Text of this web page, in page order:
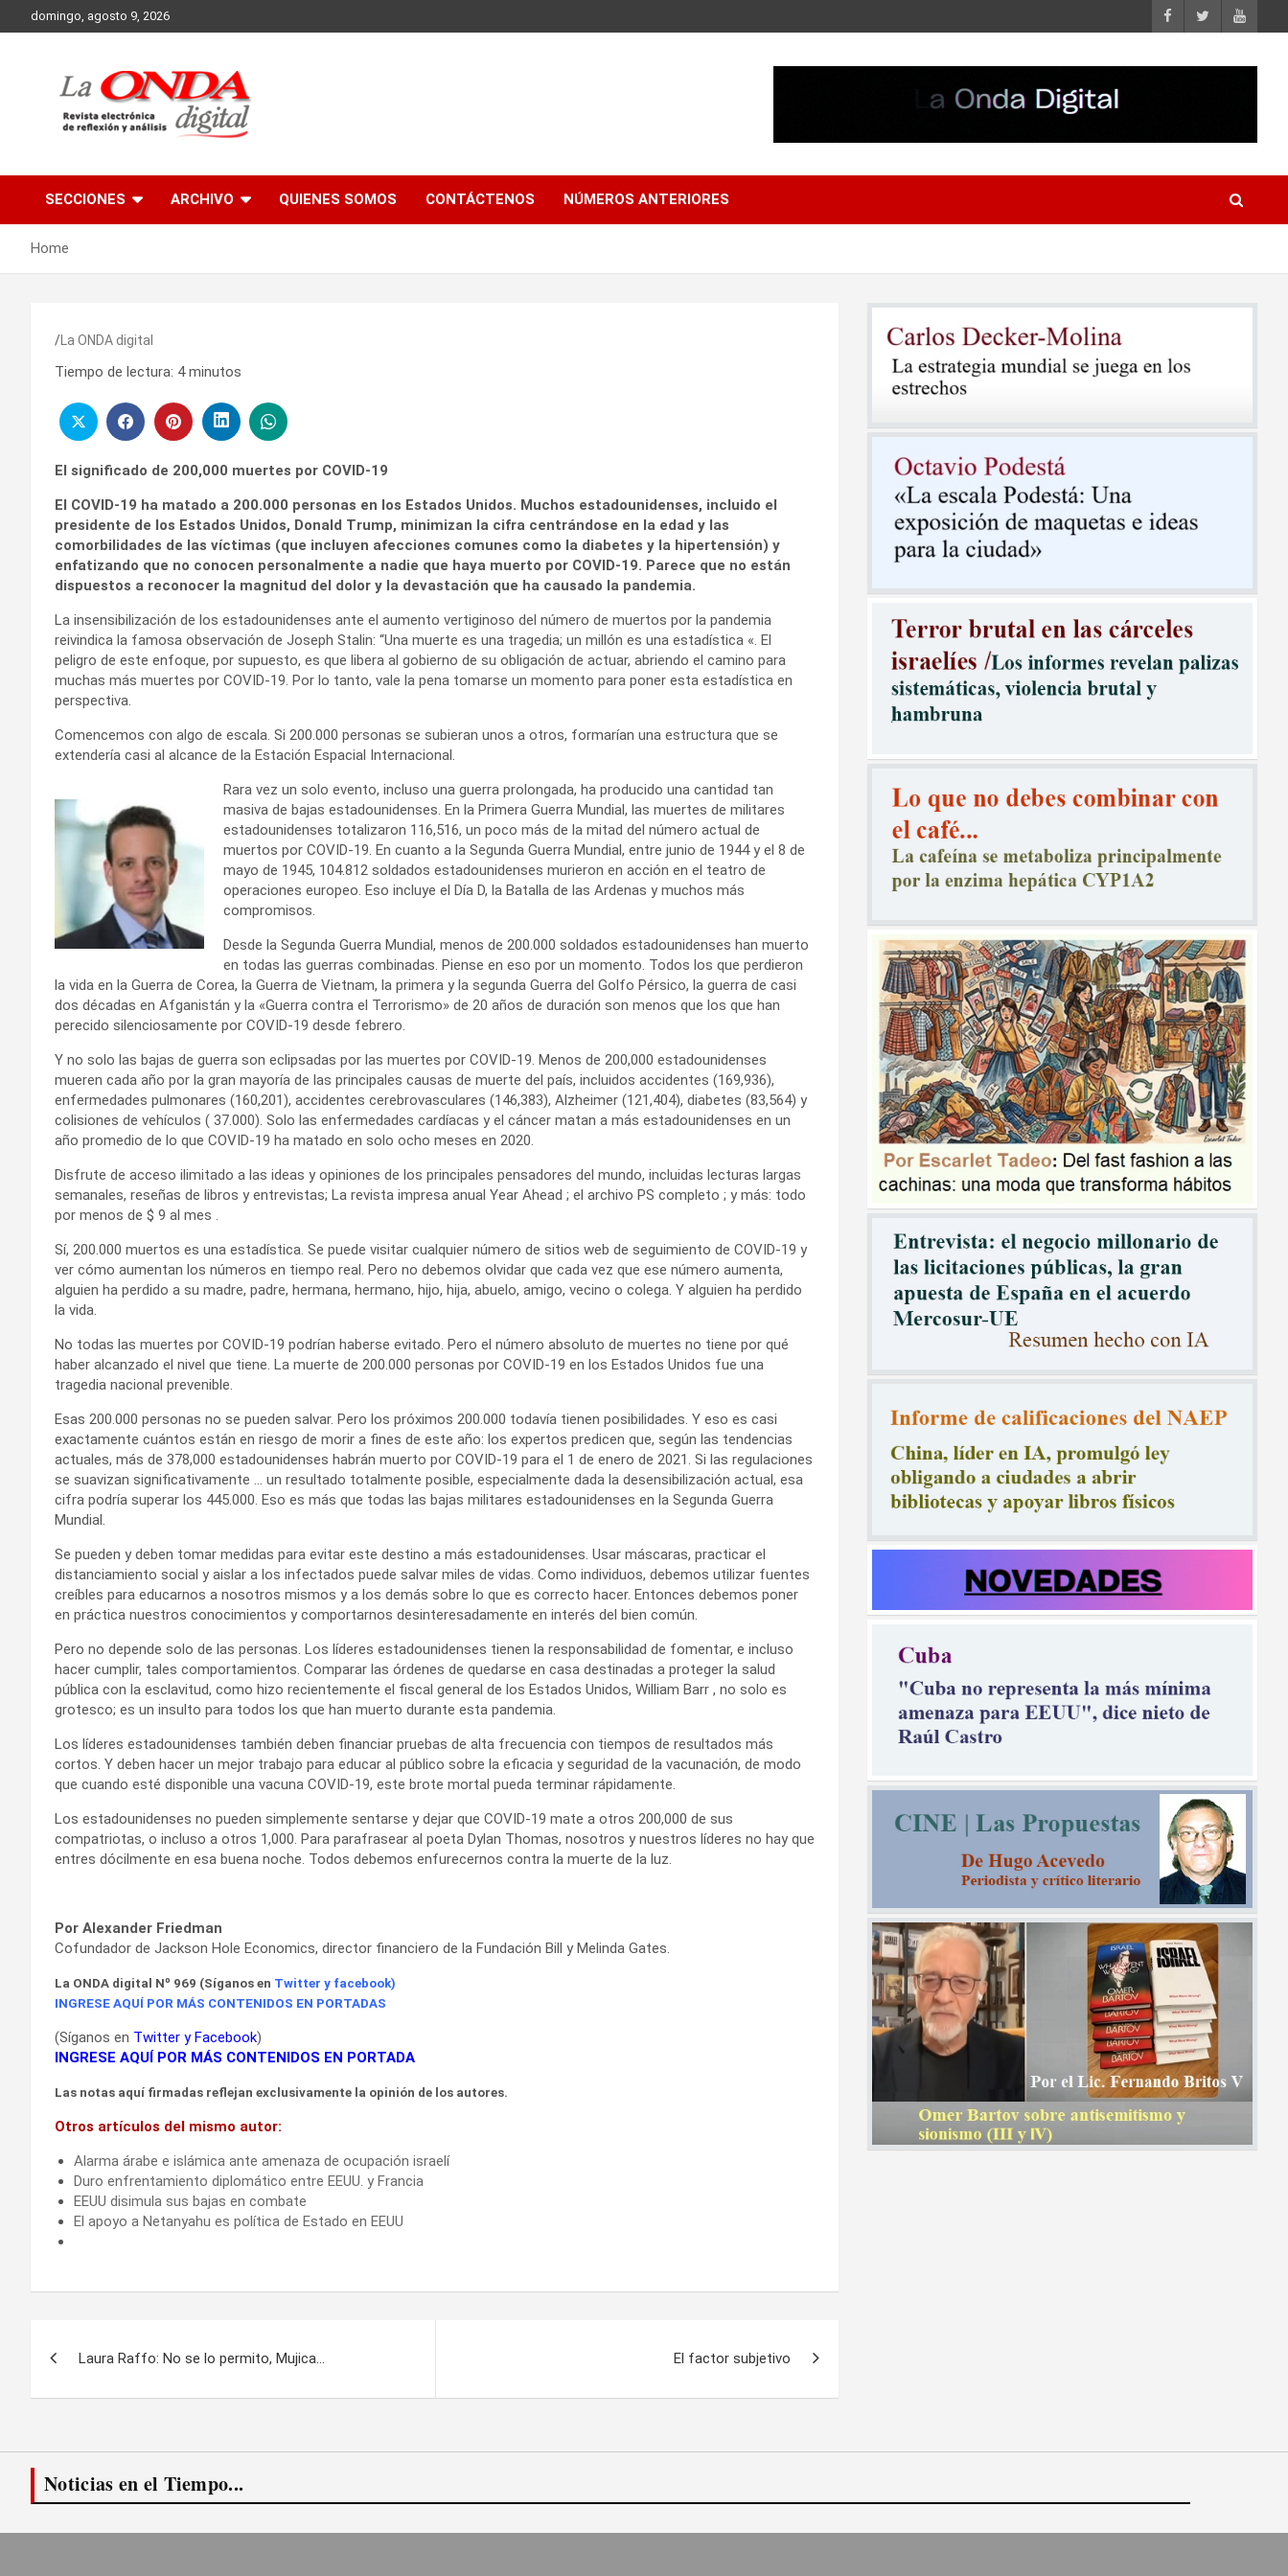
to
domingo, agosto 9, 2026
SECCIONES ARCHIVO QUIENES SOMOS CONTÁCTENOS NÚMEROS ANTERIORES
Home
La ONDA digital
Tiempo de lectura: 4 minutos
El significado de 200,000 muertes por COVID-19
El COVID-19 ha matado a 200.000 personas en los Estados Unidos. Muchos estadounidenses, incluido el
presidente de los Estados Unidos, Donald Trump, minimizan la cifra centrándose en la edad y las
comorbilidades de las víctimas (que incluyen afecciones comunes como la diabetes y la hipertensión) y
enfatizando que no conocen personalmente a nadie que haya muerto por COVID-19. Parece que no están
dispuestos a reconocer la magnitud del dolor y la devastación que ha causado la pandemia.
La insensibilización de los estadounidenses ante el aumento vertiginoso del número de muertos por la pandemia
reivindica la famosa observación de Joseph Stalin: “Una muerte es una tragedia; un millón es una estadística «. El
peligro de este enfoque, por supuesto, es que libera al gobierno de su obligación de actuar, abriendo el camino para
muchas más muertes por COVID-19. Por lo tanto, vale la pena tomarse un momento para poner esta estadística en
perspectiva.
Comencemos con algo de escala. Si 200.000 personas se subieran unos a otros, formarían una estructura que se
extendería casi al alcance de la Estación Espacial Internacional.
Rara vez un solo evento, incluso una guerra prolongada, ha producido una cantidad tan
masiva de bajas estadounidenses. En la Primera Guerra Mundial, las muertes de militares
estadounidenses totalizaron 116,516, un poco más de la mitad del número actual de
muertos por COVID-19. En cuanto a la Segunda Guerra Mundial, entre junio de 1944 y el 8 de
mayo de 1945, 104.812 soldados estadounidenses murieron en acción en el teatro de
operaciones europeo. Eso incluye el Día D, la Batalla de las Ardenas y muchos más
compromisos.
Desde la Segunda Guerra Mundial, menos de 200.000 soldados estadounidenses han muerto
en todas las guerras combinadas. Piense en eso por un momento. Todos los que perdieron
la vida en la Guerra de Corea, la Guerra de Vietnam, la primera y la segunda Guerra del Golfo Pérsico, la guerra de casi
dos décadas en Afganistán y la «Guerra contra el Terrorismo» de 20 años de duración son menos que los que han
perecido silenciosamente por COVID-19 desde febrero.
Y no solo las bajas de guerra son eclipsadas por las muertes por COVID-19. Menos de 200,000 estadounidenses
mueren cada año por la gran mayoría de las principales causas de muerte del país, incluidos accidentes (169,936),
enfermedades pulmonares (160,201), accidentes cerebrovasculares (146,383), Alzheimer (121,404), diabetes (83,564) y
colisiones de vehículos ( 37.000). Solo las enfermedades cardíacas y el cáncer matan a más estadounidenses en un
año promedio de lo que COVID-19 ha matado en solo ocho meses en 2020.
Disfrute de acceso ilimitado a las ideas y opiniones de los principales pensadores del mundo, incluidas lecturas largas
semanales, reseñas de libros y entrevistas; La revista impresa anual Year Ahead ; el archivo PS completo ; y más: todo
por menos de $ 9 al mes .
Sí, 200.000 muertos es una estadística. Se puede visitar cualquier número de sitios web de seguimiento de COVID-19 y
ver cómo aumentan los números en tiempo real. Pero no debemos olvidar que cada vez que ese número aumenta,
alguien ha perdido a su madre, padre, hermana, hermano, hijo, hija, abuelo, amigo, vecino o colega. Y alguien ha perdido
la vida.
No todas las muertes por COVID-19 podrían haberse evitado. Pero el número absoluto de muertes no tiene por qué
haber alcanzado el nivel que tiene. La muerte de 200.000 personas por COVID-19 en los Estados Unidos fue una
tragedia nacional prevenible.
Esas 200.000 personas no se pueden salvar. Pero los próximos 200.000 todavía tienen posibilidades. Y eso es casi
exactamente cuántos están en riesgo de morir a fines de este año: los expertos predicen que, según las tendencias
actuales, más de 378,000 estadounidenses habrán muerto por COVID-19 para el 1 de enero de 2021. Si las regulaciones
se suavizan significativamente … un resultado totalmente posible, especialmente dada la desensibilización actual, esa
cifra podría superar los 445.000. Eso es más que todas las bajas militares estadounidenses en la Segunda Guerra
Mundial.
Se pueden y deben tomar medidas para evitar este destino a más estadounidenses. Usar máscaras, practicar el
distanciamiento social y aislar a los infectados puede salvar miles de vidas. Como individuos, debemos utilizar fuentes
creíbles para educarnos a nosotros mismos y a los demás sobre lo que es correcto hacer. Entonces debemos poner
en práctica nuestros conocimientos y comportarnos desinteresadamente en interés del bien común.
Pero no depende solo de las personas. Los líderes estadounidenses tienen la responsabilidad de fomentar, e incluso
hacer cumplir, tales comportamientos. Comparar las órdenes de quedarse en casa destinadas a proteger la salud
pública con la esclavitud, como hizo recientemente el fiscal general de los Estados Unidos, William Barr , no solo es
grotesco; es un insulto para todos los que han muerto durante esta pandemia.
Los líderes estadounidenses también deben financiar pruebas de alta frecuencia con tiempos de resultados más
cortos. Y deben hacer un mejor trabajo para educar al público sobre la eficacia y seguridad de la vacunación, de modo
que cuando esté disponible una vacuna COVID-19, este brote mortal pueda terminar rápidamente.
Los estadounidenses no pueden simplemente sentarse y dejar que COVID-19 mate a otros 200,000 de sus
compatriotas, o incluso a otros 1,000. Para parafrasear al poeta Dylan Thomas, nosotros y nuestros líderes no hay que
entres dócilmente en esa buena noche. Todos debemos enfurecernos contra la muerte de la luz.
Por Alexander Friedman
Cofundador de Jackson Hole Economics, director financiero de la Fundación Bill y Melinda Gates.
La ONDA digital Nº 969 (Síganos en Twitter y facebook)
INGRESE AQUÍ POR MÁS CONTENIDOS EN PORTADAS
(Síganos en Twitter yFacebook)
INGRESE AQUÍ POR MÁS CONTENIDOS EN PORTADA
Las notas aquí firmadas reflejan exclusivamente la opinión de los autores.
Otros artículos del mismo autor:
Alarma árabe e islámica ante amenaza de ocupación israelí
Duro enfrentamiento diplomático entre EEUU. y Francia
EEUU disimula sus bajas en combate
El apoyo a Netanyahu es política de Estado en EEUU
Laura Raffo: No se lo permito, Mujica… El factor subjetivo
Noticias en el Tiempo...